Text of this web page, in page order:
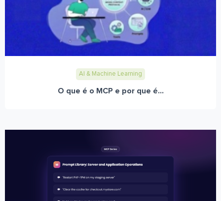
AI & Machine Learning
O que é o MCP e por que é...